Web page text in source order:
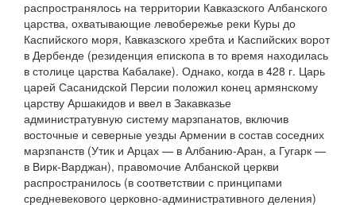
распространялось на территории Кавказского Албанского
царства, охватывающие левобережье реки Куры до
Каспийского моря, Кавказского хребта и Каспийских ворот
в Дербенде (резиденция епископа в то время находилась
в столице царства Кабалаке). Однако, когда в 428 г. Царь
царей Сасанидской Персии положил конец армянскому
царству Аршакидов и ввел в Закавказье
администратувную систему марзпанатов, включив
восточные и северные уезды Армении в состав соседних
марзпанств (Утик и Арцах — в Албанию-Аран, а Гугарк —
в Вирк-Варджан), правомочие Албанской церкви
распространилось (в соответствии с принципами
средневекового церковно-административного деления)